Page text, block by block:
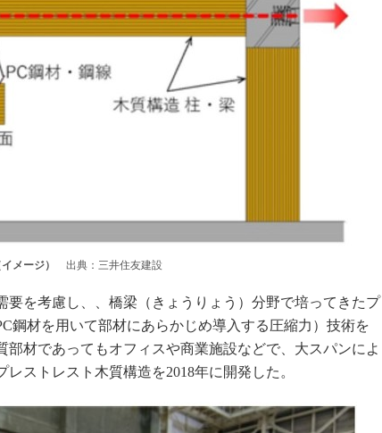
メージ） 出典：三井住友建設
を考慮し、、橋梁（きょうりょう）分野で培ってきたプ
鋼材を用いて部材にあらかじめ導入する圧縮力）技術を
部材であってもオフィスや商業施設などで、大スパンによ
ストレスト木質構造を2018年に開発した。